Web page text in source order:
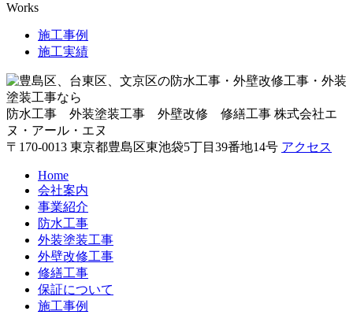
Works
施工事例
施工実績
防水工事 外装塗装工事 外壁改修 修繕工事 株式会社エ
ヌ・アール・エヌ
〒170-0013 東京都豊島区東池袋5丁目39番地14号 アクセス
Home
会社案内
事業紹介
防水工事
外装塗装工事
外壁改修工事
修繕工事
保証について
施工事例